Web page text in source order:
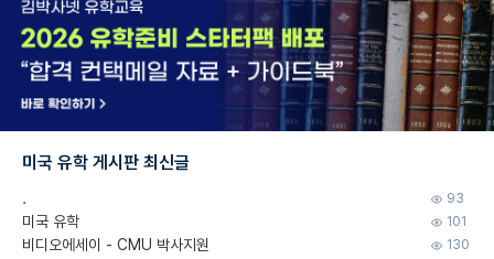
미국 유학 게시판 최신글
. 93
미국 유학 101
비디오에세이 - CMU 박사지원 130